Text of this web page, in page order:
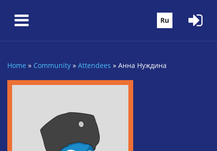
Ru
You are here
Home » Community » Attendees » Анна Нуждина